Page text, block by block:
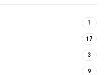
1
17
3
9